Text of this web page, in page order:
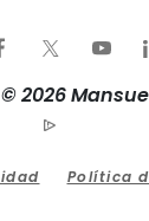
2026
Política